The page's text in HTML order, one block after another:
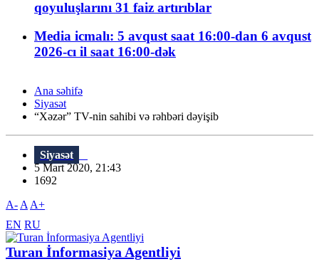
qoyuluşlarını 31 faiz artırıblar
Media icmalı: 5 avqust saat 16:00-dan 6 avqust
2026-cı il saat 16:00-dək
Ana səhifə
Siyasət
“Xəzər” TV-nin sahibi və rəhbəri dəyişib
Siyasət
5 Mart 2020, 21:43
1692
A- A A+
EN RU
Turan İnformasiya Agentliyi